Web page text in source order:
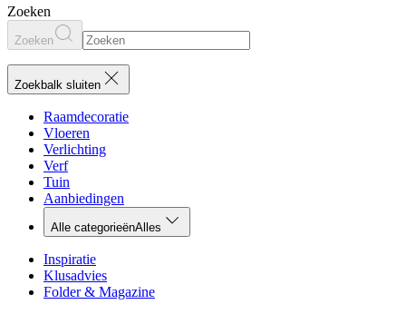
Zoeken
Zoeken
Zoekbalk sluiten
Raamdecoratie
Vloeren
Verlichting
Verf
Tuin
Aanbiedingen
Alle categorieënAlles
Inspiratie
Klusadvies
Folder & Magazine